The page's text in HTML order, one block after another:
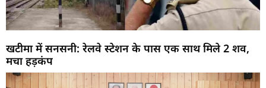
खटीमा में सनसनी: रेलवे स्टेशन के पास एक साथ मिले 2 शव,
मचा हड़कंप